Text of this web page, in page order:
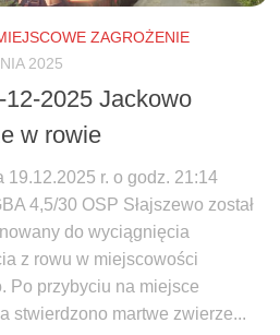
ZAGROŻENIE
2025
12-2025 Jackowo
w rowie
19.12.2025 r. o godz. 21:14
4,5/30 OSP Słajszewo został
do wyciągnięcia
z rowu w miejscowości
Po przybyciu na miejsce
stwierdzono martwe zwierze...